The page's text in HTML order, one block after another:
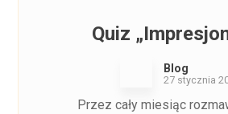
Quiz
Blog
27 stycznia
Przez cały miesiąc